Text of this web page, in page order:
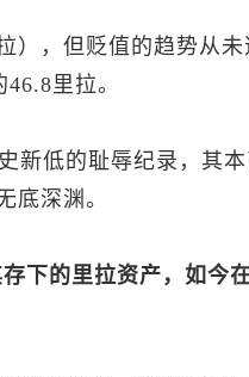
），但贬值的趋势从
里拉。
新低的耻辱纪录，其
底深渊。
下的里拉资产，如今